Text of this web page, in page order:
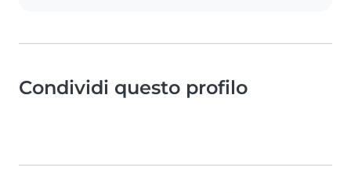
Condividi questo profilo